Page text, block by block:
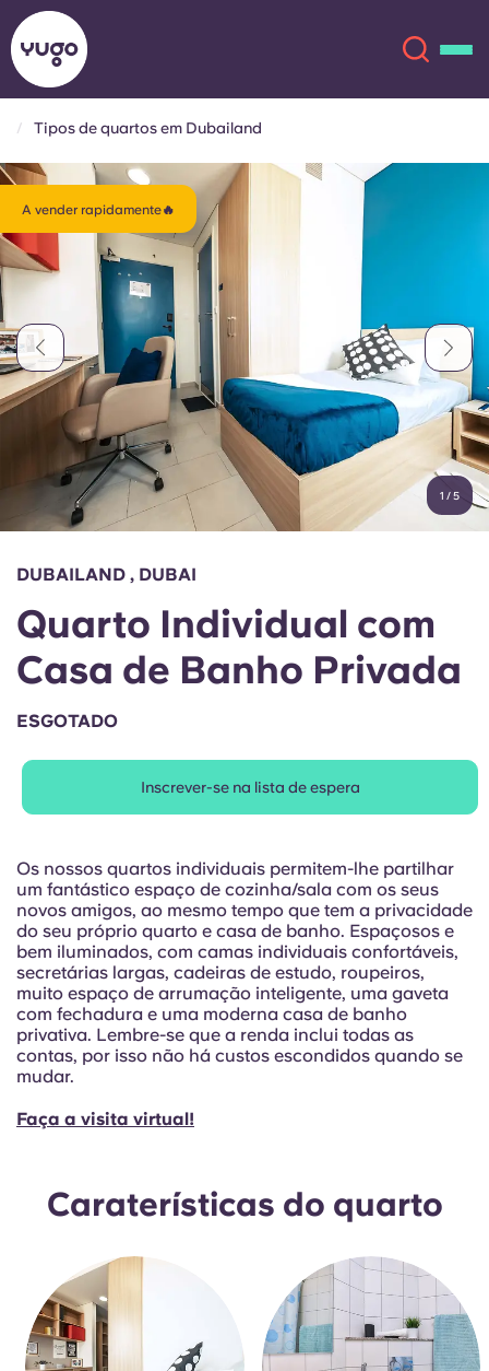
Sobre
Localizações
Conta Língua
English (GB)
Chinese
Español
Italian
French
Portuguese
Selecione um país
Iniciar sessão
Reservar agora
English (GB)
English (US)
Chinese
Català Deutsch
Italian French
Portuguese
Tipos de quartos em Dubailand
A vender rapidamente🔥
1 /5
DUBAILAND , DUBAI
Quarto Individual com
Casa de Banho Privada
ESGOTADO
Inscrever-se na lista de espera
Os nossos quartos individuais permitem-lhe partilhar
um fantástico espaço de cozinha/sala com os seus
novos amigos, ao mesmo tempo que tem a privacidade
do seu próprio quarto e casa de banho. Espaçosos e
bem iluminados, com camas individuais confortáveis,
secretárias largas, cadeiras de estudo, roupeiros,
muito espaço de arrumação inteligente, uma gaveta
com fechadura e uma moderna casa de banho
privativa. Lembre-se que a renda inclui todas as
contas, por isso não há custos escondidos quando se
mudar.
Faça a visita virtual!
Caraterísticas do quarto